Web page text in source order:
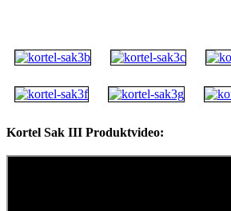
Kortel Sak III Produktvideo: